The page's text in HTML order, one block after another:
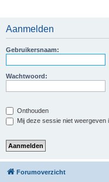
Aanmelden
Gebruikersnaam:
Wachtwoord:
Onthouden
Mij deze sessie niet weergeven
Forumoverzicht